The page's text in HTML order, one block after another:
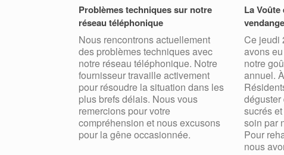
Problèmes techniques sur notre
réseau téléphonique
Nous rencontrons actuellement
des problèmes techniques avec
notre réseau téléphonique. Notre
fournisseur travaille activement
pour résoudre la situation dans les
plus brefs délais. Nous vous
remercions pour votre
compréhension et nous excusons
pour la gêne occasionnée.
La Voûte
Ce jeudi
avons
notre
annuel.
sucrés
soin par
Pour
nous